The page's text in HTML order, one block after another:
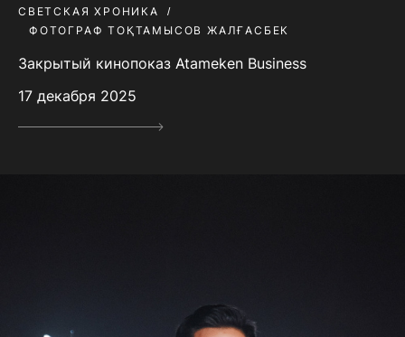
СВЕТСКАЯ ХРОНИКА
ФОТОГРАФ ТОҚТАМЫСОВ ЖАЛҒАСБЕК
Закрытый кинопоказ Atameken Business
17 декабря 2025